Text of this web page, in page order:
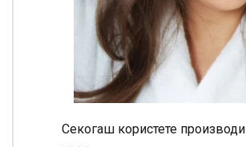
Секогаш користете